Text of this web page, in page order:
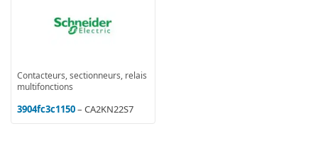
Contacteurs, sectionneurs, relais
multifonctions
3904fc3c1150– CA2KN22S7